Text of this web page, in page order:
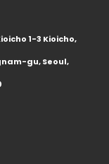
1-3 Kioicho,
gu, Seoul,